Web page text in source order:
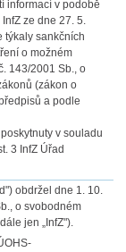
informací v podobě
ze dne 27. 5.
týkaly sankčních
o možném
143/2001 Sb., o
(zákon o
a podle
v souladu
3 InfZ Úřad
obdržel dne 1. 10.
o svobodném
jen „InfZ").